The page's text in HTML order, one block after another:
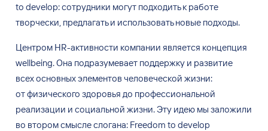
to develop: сотрудники могут подходить к работе
творчески, предлагать и использовать новые подходы.
Центром HR-активности компании является концепция
wellbeing. Она подразумевает поддержку и развитие
всехосновных элементов человеческой жизни:
отфизического здоровья до профессиональной
реализации и социальной жизни. Эту идею мы заложили
во втором смысле слогана: Freedom to develop